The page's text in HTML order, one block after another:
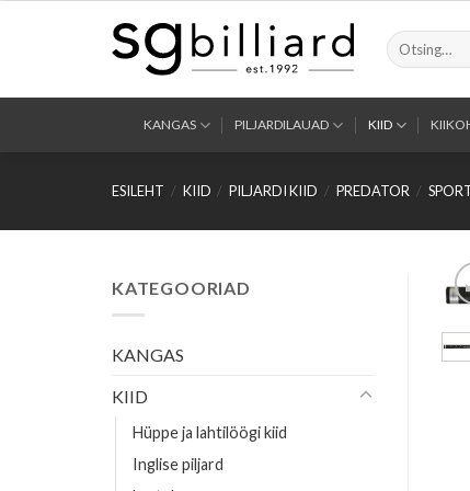
Otsi:
KANGAS PILJARDILAUAD KIID
ESILEHT / KIID / PILJARDI KIID / PREDATOR /
KATEGOORIAD
KANGAS
KIID
Hüppe ja lahtilöögi kiid
Inglise piljard